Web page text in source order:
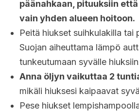
päänahkaan, pituuksiin
vain yhden alueen hoitoon.
Peitä hiukset suihkulakilla tai
Suojan aiheuttama lämpö
tunkeutumaan syvälle
Anna öljyn vaikuttaa 2
mikäli hiuksesi kaipaavat
Pese hiukset